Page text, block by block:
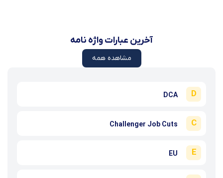
آخرین عبارات واژه نامه
مشاهده همه
D
DCA
C
Challenger Job Cuts
E
EU